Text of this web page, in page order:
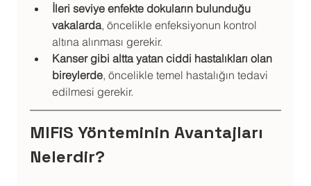
İleri seviye enfekte dokuların bulunduğu
vakalarda, öncelikle enfeksiyonun kontrol
altına alınması gerekir.
Kanser gibi altta yatan ciddi hastalıkları olan
bireylerde, öncelikle temel hastalığın tedavi
edilmesi gerekir.
MIFiS Yönteminin Avantajları
Nelerdir?